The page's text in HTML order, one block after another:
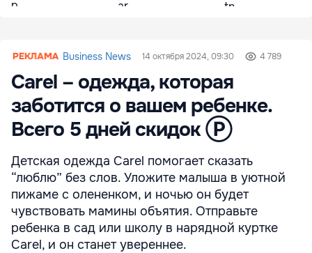
Business News 14 октября 2024, 09:30 4 789
Carel – одежда, которая
заботится о вашем ребенке.
Всего 5 дней скидок Ⓟ
Детская одежда Carel помогает сказать
“люблю” без слов. Уложите малыша в уютной
пижаме с олененком, и ночью он будет
чувствовать мамины объятия. Отправьте
ребенка в сад или школу в нарядной куртке
Carel, и он станет увереннее.